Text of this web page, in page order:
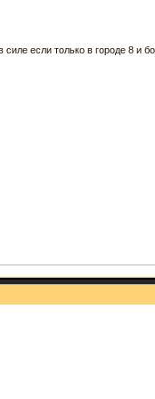
если только в городе 8 и